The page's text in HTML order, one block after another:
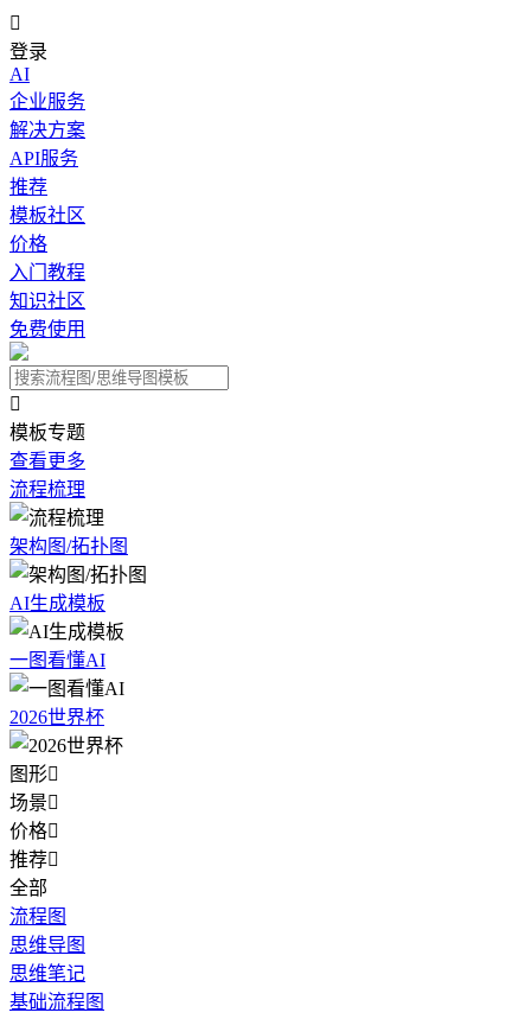

登录
AI
企业服务
解决方案
API服务
推荐
模板社区
价格
入门教程
知识社区
免费使用

模板专题
查看更多
流程梳理
架构图/拓扑图
AI生成模板
一图看懂AI
2026世界杯
图形
场景
价格
推荐
全部
流程图
思维导图
思维笔记
基础流程图